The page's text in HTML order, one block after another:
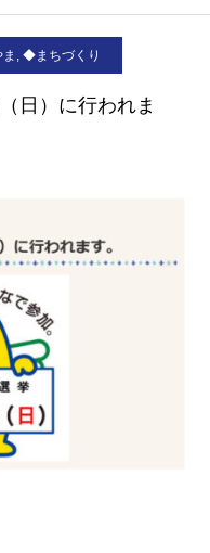
, ◆まちづくり
日）に行われま